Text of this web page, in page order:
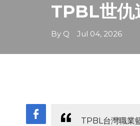
TPBL世仇
By Q Jul 04, 2026
TPBL台灣職業